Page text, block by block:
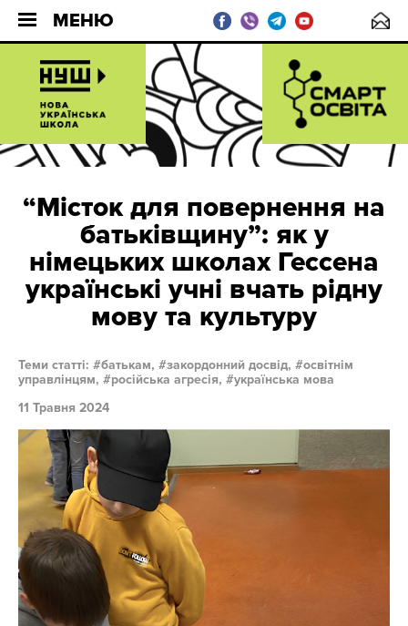
МЕНЮ
“Місток для повернення на
батьківщину”: як у
німецьких школах Гессена
українські учні вчать рідну
мову та культуру
Теми статті: батькам, закордонний досвід,
освітнім
управлінцям,
російська агресія,
українська мова
11 Травня 2024